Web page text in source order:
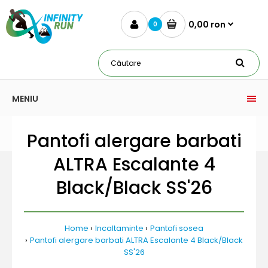
0 0,00 ron
MENIU
Pantofi alergare barbati
ALTRA Escalante 4
Black/Black SS'26
Home Incaltaminte
Pantofi sosea
Pantofi alergare barbati ALTRA Escalante 4 Black/Black
SS'26